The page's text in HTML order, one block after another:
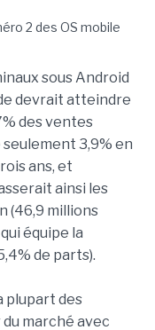
sous Android
devrait atteindre
des ventes
3,9% en
ans, et
ainsi les
(46,9 millions
équipe la
de parts).
plupart des
marché avec